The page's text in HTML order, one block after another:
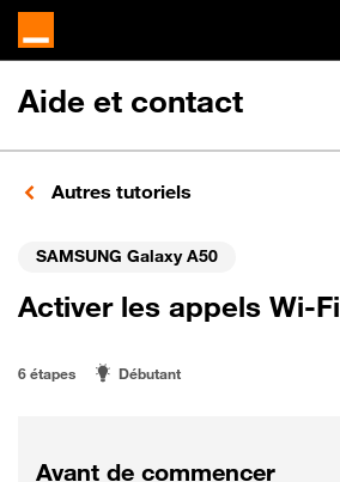
Aide et contact
Autres tutoriels
SAMSUNG Galaxy A50
Activer les appels Wi-Fi
6 étapes Débutant
Avant de commencer